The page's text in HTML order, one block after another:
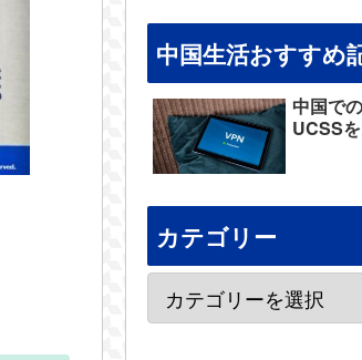
中国生活おすすめ
中国で
UCSS
カテゴリー